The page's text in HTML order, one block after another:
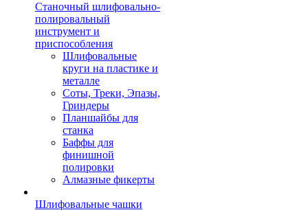
Станочный шлифовально-
полировальный
инструмент и
приспособления
Шлифовальные
круги на пластике и
металле
Соты, Треки, Эпазы,
Гриндеры
Планшайбы для
станка
Баффы для
финишной
полировки
Алмазные фикерты
Шлифовальные чашки